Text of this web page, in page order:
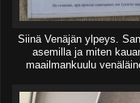
Siinä Venäjän ylpeys.
asemilla ja miten
maailmankuulu